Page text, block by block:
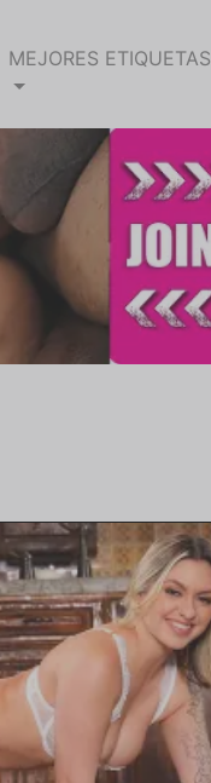
MEJORES ETIQUETAS